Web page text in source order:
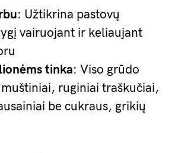
: Užtikrina pastovų
vairuojant ir keliaujant
tinka: Viso grūdo
ruginiai traškučiai,
be cukraus, grikių